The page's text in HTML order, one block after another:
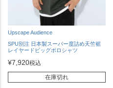
Upscape Audience
SPU別注 日本製スーパー度詰め天竺裾
レイヤードビッグポロシャツ
¥7,920税込
在庫切れ